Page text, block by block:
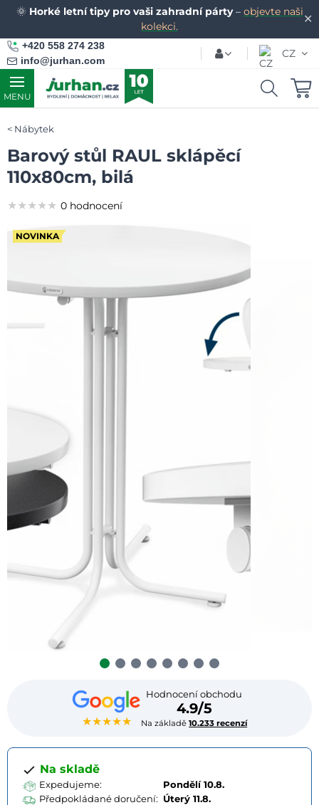
✕
🌞 Horké letní tipy pro vaši zahradní párty– objevte naši
kolekci.
+420 558 274 238
info@jurhan.com
CZ
MENU
Nábytek
Barový stůl RAUL sklápěcí
110x80cm, bilá
NOVINKA
★★★★★
Hodnocení obchodu
4.9/5
Na základě10.233 recenzí
★★★★★
★★★★★
★★★★★ 0 hodnocení
Na skladě
Expedujeme:
Pondělí 10.8.
Předpokládané doručení: Úterý 11.8.